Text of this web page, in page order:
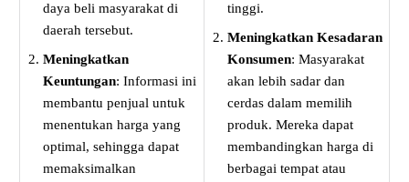
daya beli masyarakat di
daerah tersebut.
Meningkatkan
Keuntungan: Informasi ini
membantu penjual untuk
menentukan harga yang
optimal, sehingga dapat
memaksimalkan
tinggi.
Meningkatkan Kesadaran
Konsumen: Masyarakat
akan lebih sadar dan
cerdas dalam memilih
produk. Mereka dapat
membandingkan harga di
berbagai tempat atau